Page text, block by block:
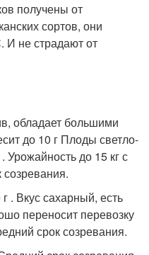
получены от
сортов, они
И не страдают от
обладает большими
до 10 г Плоды светло-
Урожайность до 15 кг с
. Вкус сахарный, есть
переносит перевозку
срок созревания.